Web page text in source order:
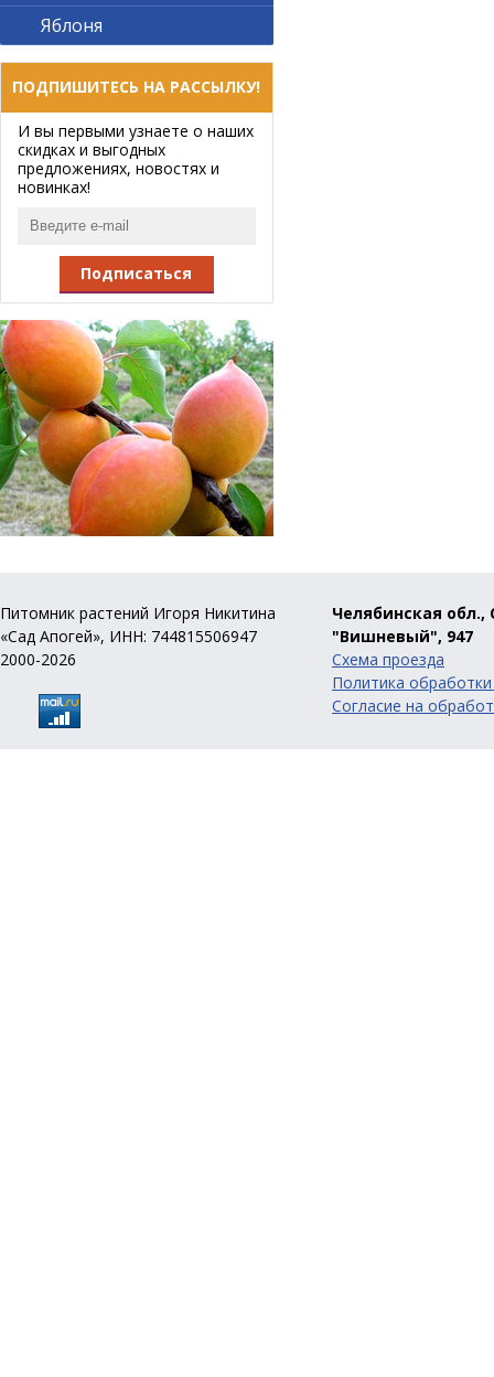
Яблоня
ПОДПИШИТЕСЬ НА РАССЫЛКУ!
И вы первыми узнаете о наших
скидках и выгодных
предложениях, новостях и
новинках!
Подписаться
Питомник растений Игоря Никитина
«Сад Апогей», ИНН: 744815506947
2000-2026
Челябинская обл.,
"Вишневый", 947
Схема проезда
Политика
Согласие на